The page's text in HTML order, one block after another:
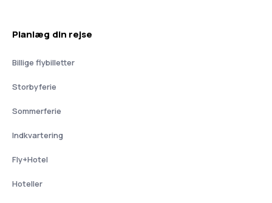
Planlæg din rejse
Billige flybilletter
Storbyferie
Sommerferie
Indkvartering
Fly+Hotel
Hoteller